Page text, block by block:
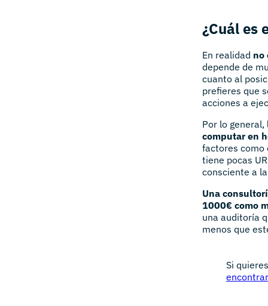
¿Cuál es
En realidad no
depende de
cuanto al
prefieres que
acciones a
Por lo general,
computar en
factores como
tiene pocas
consciente a
Una
1000€ como
una auditoría
menos que
Si